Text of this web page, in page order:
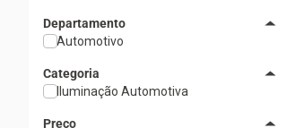
Departamento
Automotivo
Categoria
Iluminação Automotiva